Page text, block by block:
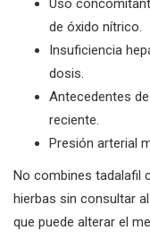
Uso
de óxido nítrico.
Insuficiencia
dosis.
Antecedentes
reciente.
Presión arterial
No combines tadalafil
hierbas sin consultar
que puede alterar el